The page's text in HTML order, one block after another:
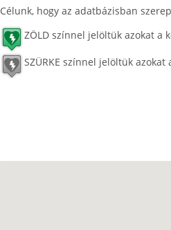
Célunk, hogy az adatbázisban
ZÖLD színnel jelöltük azokat a
SZÜRKE színnel jelöltük